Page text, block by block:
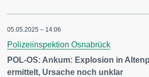
05.05.2025 – 14:06
Polizeiinspektion Osnabrück
POL-OS: Ankum: Explosion in
ermittelt, Ursache noch unklar